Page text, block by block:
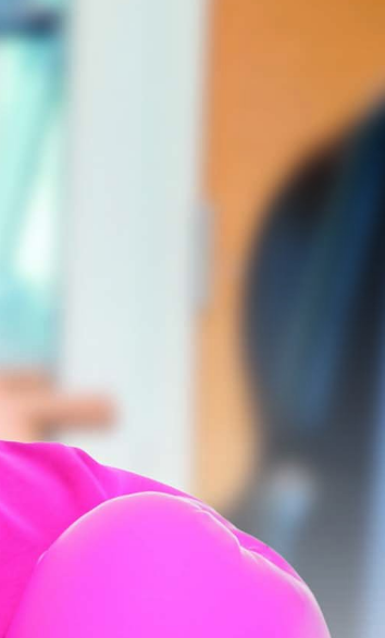
de mogelijke bijwerkingen hiervan,
en kracht te werken. Toch blijkt
voordelen met zich